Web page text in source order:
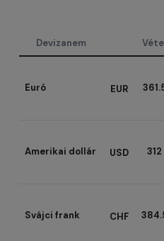
Devizanem
Euró EUR
Amerikai dollár USD 312
Svájci frank CHF